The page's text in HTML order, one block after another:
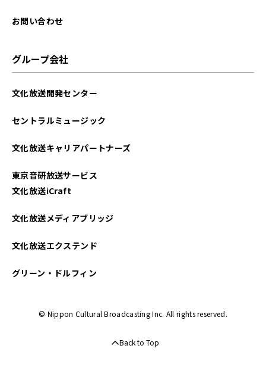
お問い合わせ
グループ会社
文化放送開発センター
セントラルミュージック
文化放送キャリアパートナーズ
東京音研放送サービス
文化放送iCraft
文化放送メディアブリッジ
文化放送エクステンド
グリーン・ドルフィン
© Nippon Cultural Broadcasting Inc. All rights reserved.
Back to Top